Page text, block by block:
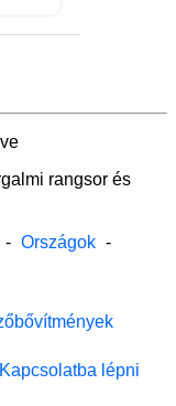
rangsor és
- Országok -
Kapcsolatba lépni